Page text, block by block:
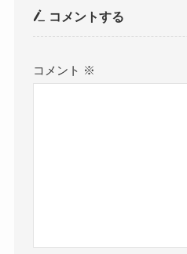
コメントする
コメント ※